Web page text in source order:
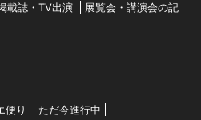
載誌・TV出演
展覧会・講演会の記
便り ただ今進行中